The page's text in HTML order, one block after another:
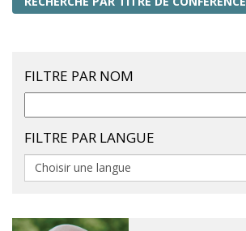
FILTRE PAR NOM
FILTRE PAR LANGUE
Choisir une langue